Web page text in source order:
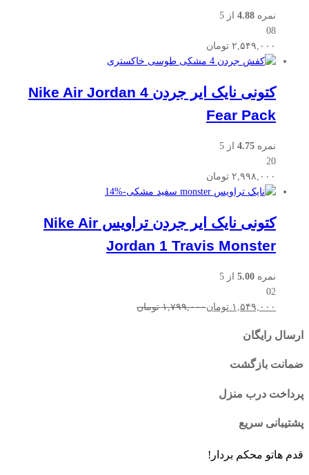
نمره 4.88 از 5
08
۲,۵۴۹,۰۰۰ تومان
کتونی نایک ایر جردن Nike Air Jordan 4
Fear Pack
نمره 4.75 از 5
20
۲,۹۹۸,۰۰۰ تومان
-
14%
کتونی نایک ایر جردن تراویس Nike Air
Jordan 1 Travis Monster
نمره 5.00 از 5
02
۱,۵۴۹,۰۰۰ تومان۱,۷۹۹,۰۰۰ تومان
ارسال رایگان
ضمانت بازگشت
پرداخت درب منزل
پشتیبانی سریع
قدم هاتو محکم بردار!